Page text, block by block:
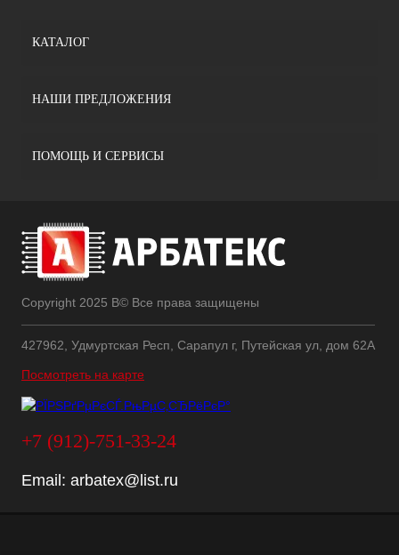
КАТАЛОГ
НАШИ ПРЕДЛОЖЕНИЯ
ПОМОЩЬ И СЕРВИСЫ
Copyright 2025 В© Все права защищены
427962, Удмуртская Респ, Сарапул г, Путейская ул, дом 62А
Посмотреть на карте
+7 (912)-751-33-24
Email: arbatex@list.ru